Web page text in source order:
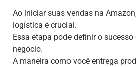
Ao iniciar suas vendas na
logística é crucial.
Essa etapa pode definir o
negócio.
A maneira como você entrega